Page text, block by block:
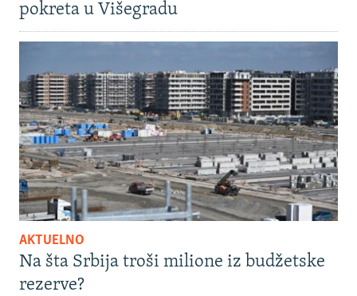
pokreta u Višegradu
AKTUELNO
Na šta Srbija troši milione iz budžetske
rezerve?